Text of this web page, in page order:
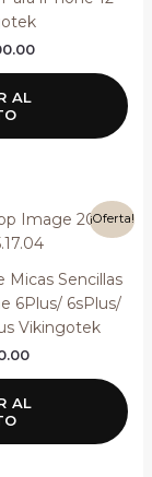
AL
¡Oferta!
Micas Sencillas
6Plus/ 6sPlus/
Vikingotek
El
precio
actual
$50.00.
AL